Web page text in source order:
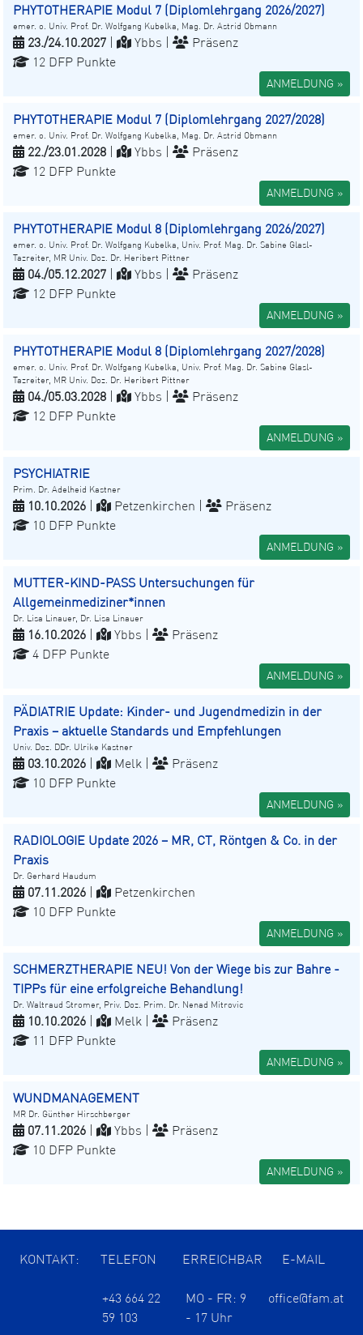
PHYTOTHERAPIE Modul 7 (Diplomlehrgang 2026/2027)
emer. o. Univ. Prof. Dr. Wolfgang Kubelka, Mag. Dr. Astrid Obmann
23./24.10.2027 Ybbs |
Präsenz
12 DFP Punkte
ANMELDUNG »
PHYTOTHERAPIE Modul 7 (Diplomlehrgang 2027/2028)
emer. o. Univ. Prof. Dr. Wolfgang Kubelka, Mag. Dr. Astrid Obmann
22./23.01.2028 Ybbs |
Präsenz
12 DFP Punkte
ANMELDUNG »
PHYTOTHERAPIE Modul 8 (Diplomlehrgang 2026/2027)
emer. o. Univ. Prof. Dr. Wolfgang Kubelka, Univ. Prof. Mag. Dr. Sabine Glasl-
Tazreiter, MR Univ. Doz. Dr. Heribert Pittner
04./05.12.2027 Ybbs |
Präsenz
12 DFP Punkte
ANMELDUNG »
PHYTOTHERAPIE Modul 8 (Diplomlehrgang 2027/2028)
emer. o. Univ. Prof. Dr. Wolfgang Kubelka, Univ. Prof. Mag. Dr. Sabine Glasl-
Tazreiter, MR Univ. Doz. Dr. Heribert Pittner
04./05.03.2028 Ybbs |
Präsenz
12 DFP Punkte
ANMELDUNG »
PSYCHIATRIE
Prim. Dr. Adelheid Kastner
10.10.2026 Petzenkirchen |
Präsenz
10 DFP Punkte
ANMELDUNG »
MUTTER-KIND-PASS Untersuchungen für
Allgemeinmediziner*innen
Dr. Lisa Linauer, Dr. Lisa Linauer
16.10.2026 Ybbs |
Präsenz
4 DFP Punkte
ANMELDUNG »
PÄDIATRIE Update: Kinder- und Jugendmedizin in der
Praxis – aktuelle Standards und Empfehlungen
Univ. Doz. DDr. Ulrike Kastner
03.10.2026 Melk |
Präsenz
10 DFP Punkte
ANMELDUNG »
RADIOLOGIE Update 2026 – MR, CT, Röntgen & Co. in der
Praxis
Dr. Gerhard Haudum
07.11.2026
Petzenkirchen
10 DFP Punkte
ANMELDUNG »
SCHMERZTHERAPIE NEU! Von der Wiege bis zur Bahre -
TIPPs für eine erfolgreiche Behandlung!
Dr. Waltraud Stromer, Priv. Doz. Prim. Dr. Nenad Mitrovic
10.10.2026 Melk |
Präsenz
11 DFP Punkte
ANMELDUNG »
WUNDMANAGEMENT
MR Dr. Günther Hirschberger
07.11.2026 Ybbs |
Präsenz
10 DFP Punkte
ANMELDUNG »
KONTAKT: TELEFON ERREICHBAR E-MAIL
+43 664 22
59 103
MO - FR: 9
- 17 Uhr
office@fam.at